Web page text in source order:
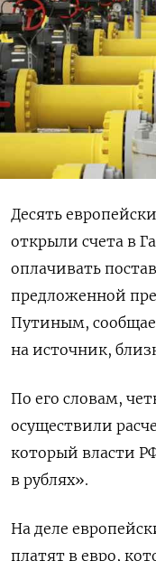
Десять
открыли счета в
оплачивать
предложенной
Путиным,
на источник,
По его словам,
осуществили
который власти
в рублях».
На деле
платят в евро,